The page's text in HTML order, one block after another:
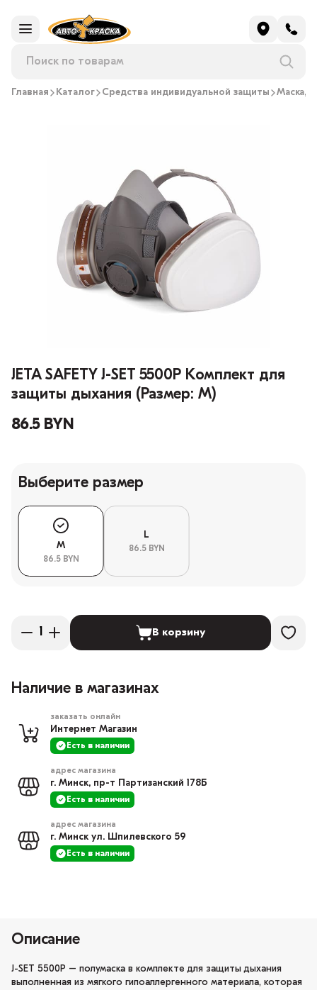
Главная Каталог Средства индивидуальной защиты Маска,
JETA SAFETY J-SET 5500P Комплект для
защиты дыхания (Размер: M)
86.5 BYN
Выберите размер
M
86.5 BYN
L
86.5 BYN
В корзину
Наличие в магазинах
заказать онлайн
Интернет Магазин
Есть в наличии
адрес магазина
г. Минск, пр-т Партизанский 178Б
Есть в наличии
адрес магазина
г. Минск ул. Шпилевского 59
Есть в наличии
Описание
J-SET 5500P – полумаска в комплекте для защиты дыхания
выполненная из мягкого гипоаллергенного материала, которая